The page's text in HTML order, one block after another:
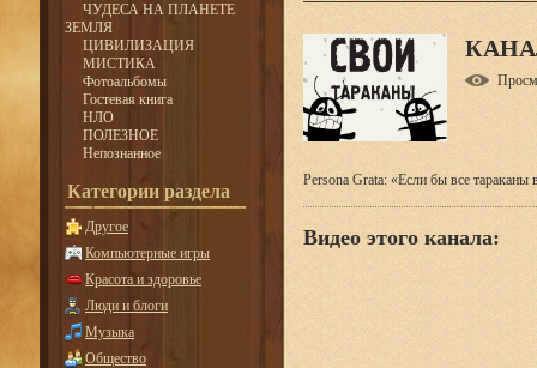
ЧУДЕСА НА ПЛАНЕТЕ
ЗЕМЛЯ
ЦИВИЛИЗАЦИЯ
МИСТИКА
Фотоальбомы
Гостевая книга
НЛО
ПОЛЕЗНОЕ
Непознанное
Категории раздела
Другое
Компьютерные игры
Красота и здоровье
Люди и блоги
Музыка
Общество
Persona Grata: «Если бы все
Видео этого канала: